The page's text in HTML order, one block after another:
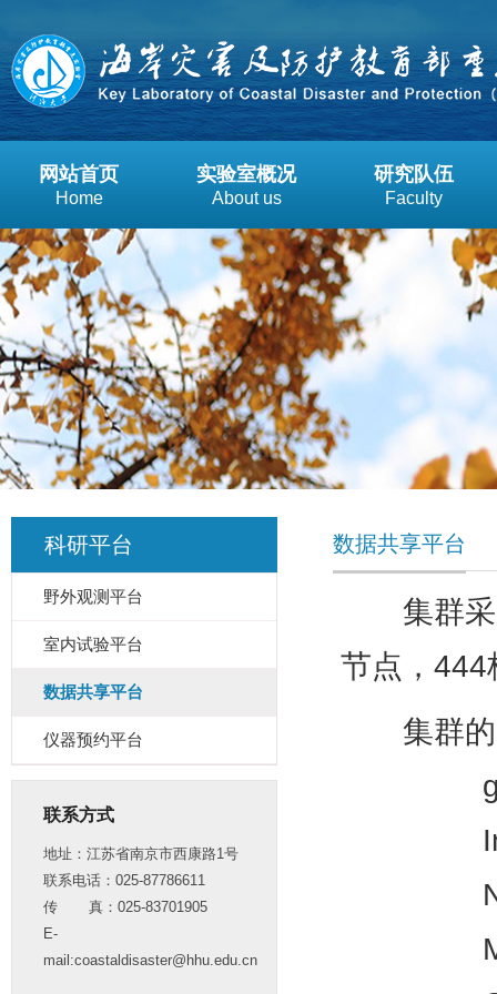
网站首页
Home
实验室概况
About us
研究队伍
Faculty
科研平台
野外观测平台
室内试验平台
数据共享平台
仪器预约平台
联系方式
地址：江苏省南京市西康路1号
联系电话：025-87786611
传 真：025-83701905
E-
mail:coastaldisaster@hhu.edu.cn
数据共享平台
集群采
节点，444
集群的
gcc/
Intel
MPI环